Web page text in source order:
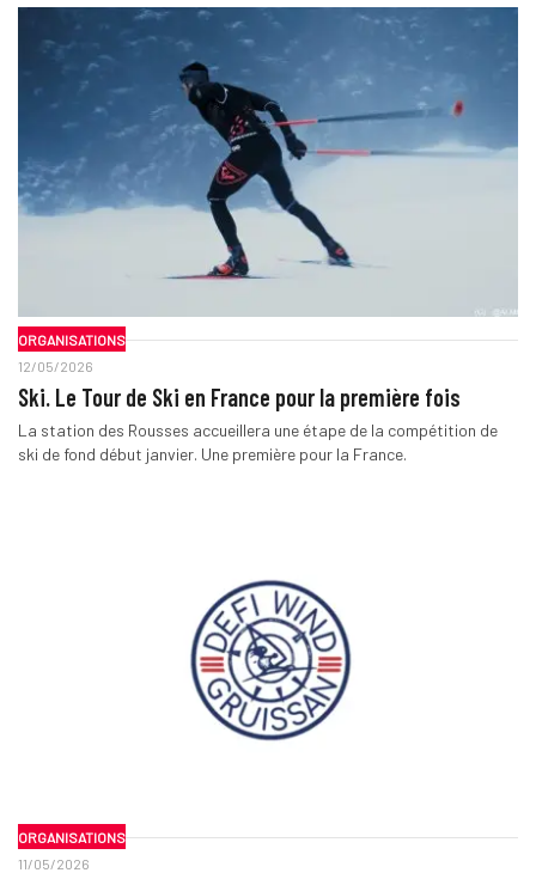
ORGANISATIONS
12/05/2026
Ski. Le Tour de Ski en France pour la première fois
La station des Rousses accueillera une étape de la compétition de
ski de fond début janvier. Une première pour la France.
ORGANISATIONS
11/05/2026